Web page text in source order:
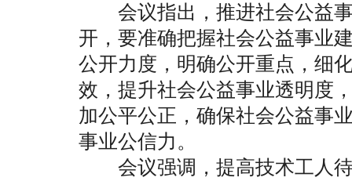
会议指出，推进社会公益事
开，要准确把握社会公益事业
公开力度，明确公开重点，细
效，提升社会公益事业透明度
加公平公正，确保社会公益事
事业公信力。
会议强调，提高技术工人待